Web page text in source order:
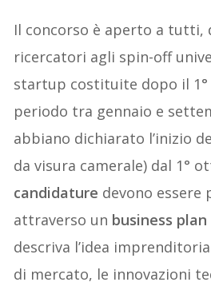
Il concorso è aperto a tutti,
ricercatori agli spin-off
startup costituite dopo il
periodo tra gennaio e
abbiano dichiarato l’inizio
da visura camerale) dal 1°
candidature devono essere
attraverso un business plan
descriva l’idea
di mercato, le innovazioni